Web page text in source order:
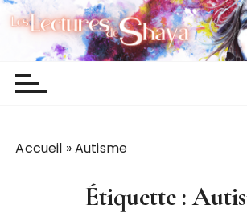
P
Les lectures de
Accueil »Autisme
Étiquette :